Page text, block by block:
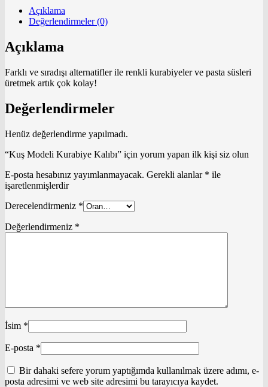
Açıklama
Değerlendirmeler (0)
Açıklama
Farklı ve sıradışı alternatifler ile renkli kurabiyeler ve pasta süsleri
üretmek artık çok kolay!
Değerlendirmeler
Henüz değerlendirme yapılmadı.
“Kuş Modeli Kurabiye Kalıbı” için yorum yapan ilk kişi siz olun
E-posta hesabınız yayımlanmayacak. Gerekli alanlar * ile
işaretlenmişlerdir
Derecelendirmeniz *
Değerlendirmeniz *
İsim *
E-posta *
Bir dahaki sefere yorum yaptığımda kullanılmak üzere adımı, e-
posta adresimi ve web site adresimi bu tarayıcıya kaydet.